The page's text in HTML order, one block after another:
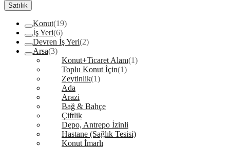
Satılık
Konut(19)
İş Yeri(6)
Devren İş Yeri(2)
Arsa(3)
Konut+Ticaret Alanı(1)
Toplu Konut İçin(1)
Zeytinlik(1)
Ada
Arazi
Bağ & Bahçe
Çiftlik
Depo, Antrepo İzinli
Hastane (Sağlık Tesisi)
Konut İmarlı